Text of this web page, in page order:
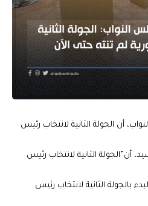
أن الجولة الثانية لانتخاب رئيس
أن”الجولة الثانية لانتخاب رئيس
بالجولة الثانية لانتخاب رئيس